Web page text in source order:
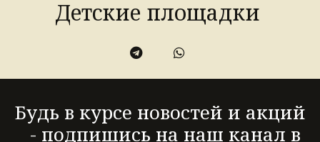
Детские площадки
Будь в курсе новостей и акций